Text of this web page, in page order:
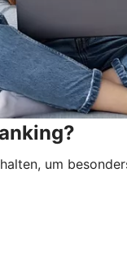
um